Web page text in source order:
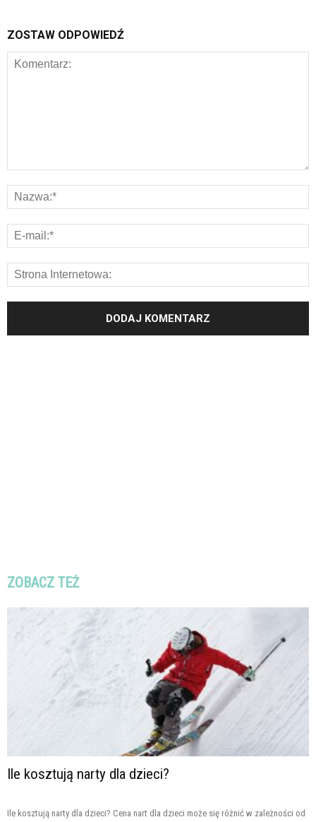
ZOSTAW ODPOWIEDŹ
ZOBACZ TEŻ
Ile kosztują narty dla dzieci?
Ile kosztują narty dla dzieci? Cena nart dla dzieci może się różnić w zależności od